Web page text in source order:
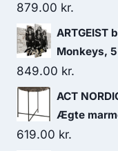
879.00 kr.
ARTGEIST
Monkeys,
849.00 kr.
ACT
Ægte
619.00 kr.